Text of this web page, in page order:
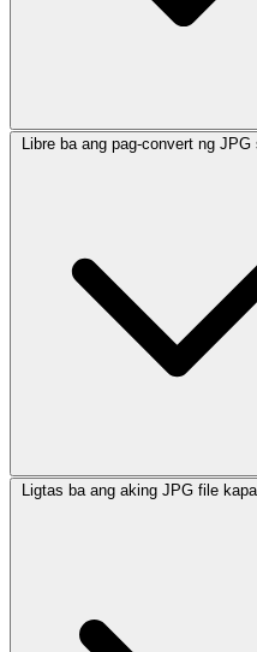
Libre ba ang pag-convert ng
Ligtas ba ang aking JPG file